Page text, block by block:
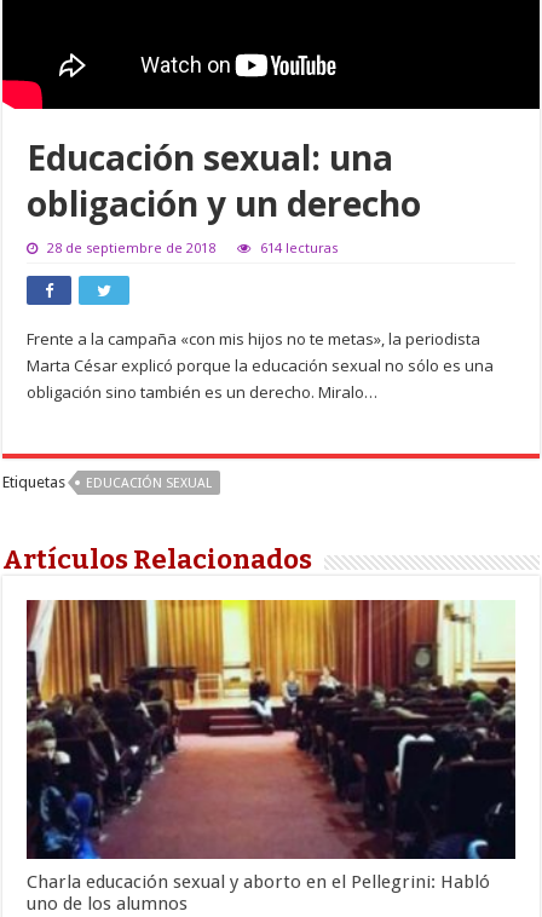
Educación sexual: una
obligación y un derecho
28 de septiembre de 2018 614 lecturas
Frente a la campaña «con mis hijos no te metas», la periodista
Marta César explicó porque la educación sexual no sólo es una
obligación sino también es un derecho. Miralo…
Etiquetas EDUCACIÓN SEXUAL
Artículos Relacionados
Charla educación sexual y aborto en el Pellegrini: Habló
uno de los alumnos